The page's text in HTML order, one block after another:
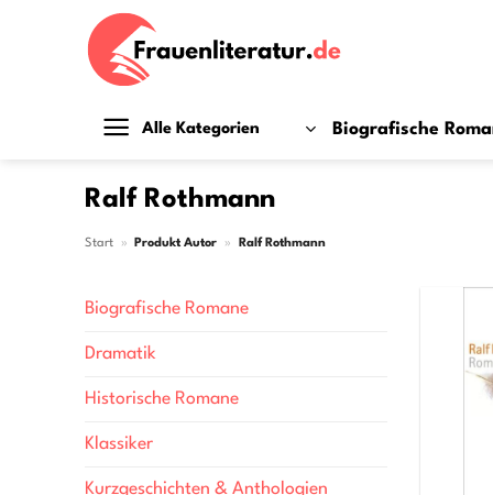
Alle Kategorien Biografische
Ralf Rothmann
Start » Produkt Autor » Ralf Rothmann
Biografische Romane
Dramatik
Historische Romane
Klassiker
Kurzgeschichten & Anthologien